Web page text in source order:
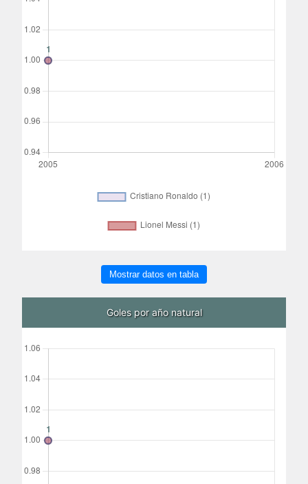
Mostrar datos en tabla
Goles por año natural